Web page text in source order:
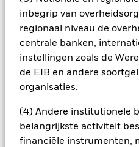
inbegrip van
regionaal niveau de
centrale banken,
instellingen zoals de
de EIB en andere
organisaties.
(4) Andere institutionele
belangrijkste activiteit
financiële instrumenten,
beheermaatschappij van het
geschikte procedures worden
besmettingsrisico voor andere
minimaliseren. Via het
het fonds, kunt u een lijst van
fonds bekijken –
aangegeven door het woord
aandelenklassen met
verkrijgbaar bij de
In de mate waarin het Fonds